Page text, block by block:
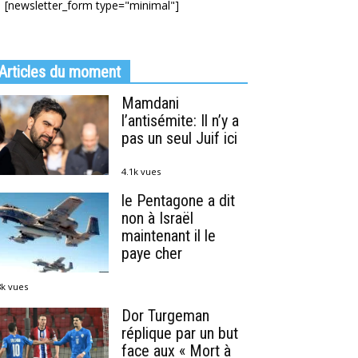
[newsletter_form type="minimal"]
du moment
Mamdani
l’antisémite: Il n’y a
pas un seul Juif ici
4.1k vues
le Pentagone a dit
non à Israël
maintenant il le
paye cher
vues
Dor Turgeman
réplique par un but
face aux « Mort à